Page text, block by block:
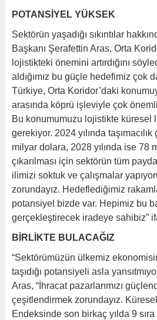
POTANSİYEL YÜKSEK
Sektörün yaşadığı sıkıntılar
Başkanı Şerafettin Aras, Orta
lojistikteki önemini artırdığını
aldığımız bu güçle hedefimiz çok
Türkiye, Orta Koridor’daki
arasında köprü işleviyle çok
Bu konumumuzu lojistikte küresel
gerekiyor. 2024 yılında
milyar dolara, 2028 yılında ise 78
çıkarılması için sektörün tüm
ilimizi soktuk ve çalışmalar
zorundayız. Hedeflediğimiz
potansiyel bizde var. Hepimiz bu
gerçekleştirecek iradeye sahibiz”
BİRLİKTE BULACAĞIZ
“Sektörümüzün ülkemiz
taşıdığı potansiyeli asla
Aras, “İhracat pazarlarımızı
çeşitlendirmek zorundayız.
Endeksinde son birkaç yılda 9 sıra